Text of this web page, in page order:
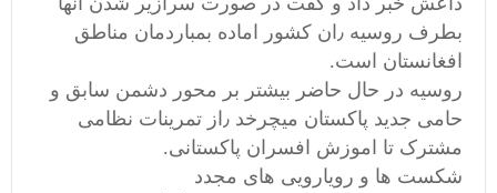
بطرف روسیه ٫ان کشور اماده بمباردمان مناطق
افغانستان است.
روسیه در حال حاضر بیشتر بر محور دشمن سابق و
حامی جدید پاکستان میچرخد ٫از تمرینات نظامی
مشترک تا اموزش افسران پاکستانی.
شکست ها و رویارویی های مجدد